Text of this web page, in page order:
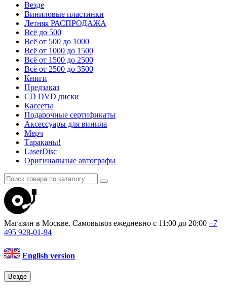
Везде
Виниловые пластинки
Летняя РАСПРОДАЖА
Всё до 500
Всё от 500 до 1000
Всё от 1000 до 1500
Всё от 1500 до 2500
Всё от 2500 до 3500
Книги
Предзаказ
CD DVD диски
Кассеты
Подарочные сертификаты
Аксессуары для винила
Мерч
Тараканы!
LaserDisc
Оригинальные автографы
Магазин в Москве. Самовывоз ежедневно с 11:00 до 20:00 +7
495 928-01-94
English version
Везде